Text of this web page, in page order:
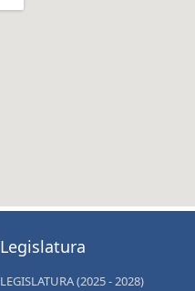
Legislatura
LEGISLATURA (2025 - 2028)